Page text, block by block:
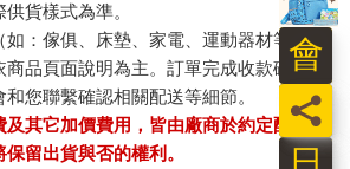
貨樣式為準。
：傢俱、床墊、家電、運動器材等）及
商品頁面說明為主。訂單完成收款確認
您聯繫確認相關配送等細節。
其它加價費用，皆由廠商於約定配送時
留出貨與否的權利。
員
會